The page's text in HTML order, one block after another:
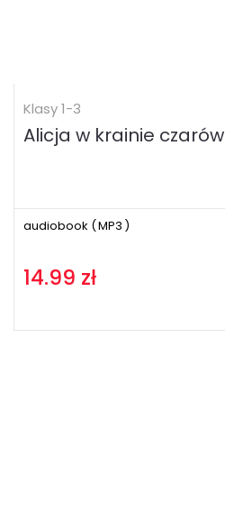
Klasy 1-3
Alicja w krainie czarów
audiobook (MP3 )
14.99 zł